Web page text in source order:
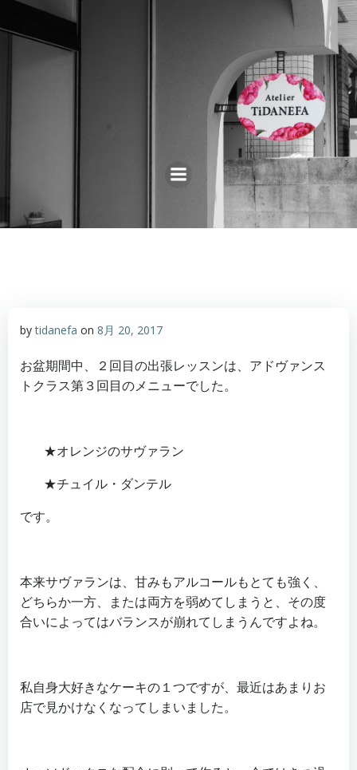
プ
bytidanefa on 8月 20, 2017
お盆期間中、２回目の出張レッスンは、アドヴァンス
トクラス第３回目のメニューでした。
★オレンジのサヴァラン
★チュイル・ダンテル
です。
本来サヴァランは、甘みもアルコールもとても強く、
どちらか一方、または両方を弱めてしまうと、その度
合いによってはバランスが崩れてしまうんですよね。
私自身大好きなケーキの１つですが、最近はあまりお
店で見かけなくなってしまいました。